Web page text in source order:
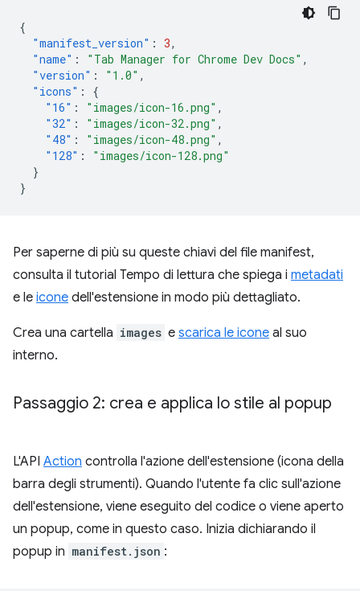
{
"manifest_version" : 3,
"name" : "Tab Manager for Chrome Dev Docs" ,
"version" : "1.0" ,
"icons" :
{
"16" : "images/icon-16.png" ,
"32" : "images/icon-32.png" ,
"48" : "images/icon-48.png" ,
"128" :
"images/icon-128.png"
}
}
Per saperne di più su queste chiavi del file manifest,
consulta il tutorial Tempo di lettura che spiega i metadati
e le icone dell'estensione in modo più dettagliato.
Crea una cartella images e scarica le icone al suo
interno.
Passaggio 2: crea e applica lo stile al popup
L'API Action controlla l'azione dell'estensione (icona della
barra degli strumenti). Quando l'utente fa clic sull'azione
dell'estensione, viene eseguito del codice o viene aperto
un popup, come in questo caso. Inizia dichiarando il
popup in manifest.json :